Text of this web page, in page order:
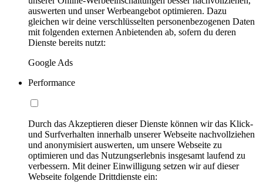
auswerten und unser Werbeangebot optimieren. Dazu
gleichen wir deine verschlüsselten personenbezogenen Daten
mit folgenden externen Anbietenden ab, sofern du deren
Dienste bereits nutzt:
Google Ads
Performance
Durch das Akzeptieren dieser Dienste können wir das Klick-
und Surfverhalten innerhalb unserer Webseite nachvollziehen
und anonymisiert auswerten, um unsere Webseite zu
optimieren und das Nutzungserlebnis insgesamt laufend zu
verbessern. Mit deiner Einwilligung setzen wir auf dieser
Webseite folgende Drittdienste ein: